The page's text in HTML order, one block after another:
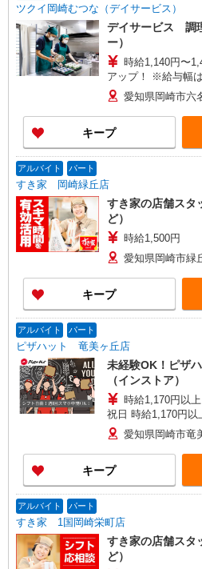
ツクイ岡崎むつな（デイサービス）
デイサービス 調
ー）
時給1,140円〜1,477円 ★土日祝日
アップ！ ※給与幅
愛知県岡崎市六
キープ
アルバイト パート
すき家 岡崎緑丘店
すき家の店舗スタ
ど）
時給1,500円
愛知県岡崎市緑
キープ
アルバイト パート
ピザハット 竜美ヶ丘店
未経験OK！ピザ
（インストア）
時給1,170円以
祝日 時給1,170円以
愛知県岡崎市竜
キープ
アルバイト パート
すき家 1国岡崎栄町店
すき家の店舗スタ
ど）